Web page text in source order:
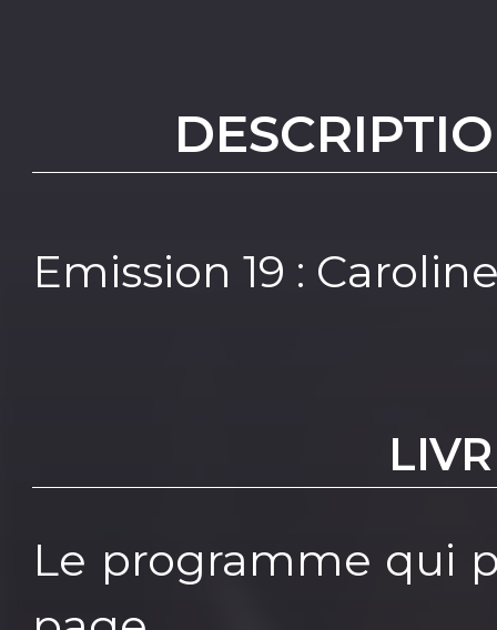
Emission 19 :
Le programme qui